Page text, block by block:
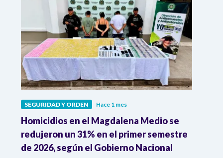
SEGURIDAD Y ORDEN Hace 1 mes
Homicidios en el Magdalena Medio se
redujeron un 31% en el primer semestre
de 2026, según el Gobierno Nacional